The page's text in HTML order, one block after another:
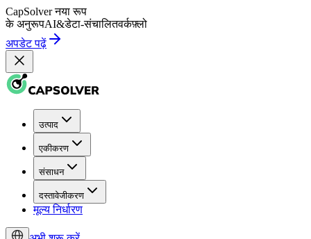
CapSolver नया रूप
के अनुरूपAI&डेटा-संचालितवर्कफ़्लो
अपडेट पढ़ें
उत्पाद
एकीकरण
संसाधन
दस्तावेजीकरण
मूल्य निर्धारण